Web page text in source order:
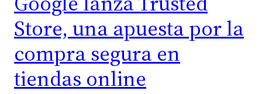
Store, una apuesta por la
compra segura en
tiendas online